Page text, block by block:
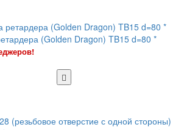
(Golden Dragon) TB15 d=80 *